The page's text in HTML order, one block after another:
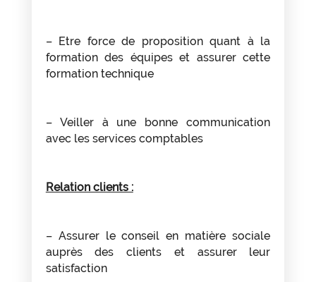
– Etre force de proposition quant à la
formation des équipes et assurer cette
formation technique
– Veiller à une bonne communication
avec les services comptables
Relation clients :
– Assurer le conseil en matière sociale
auprès des clients et assurer leur
satisfaction